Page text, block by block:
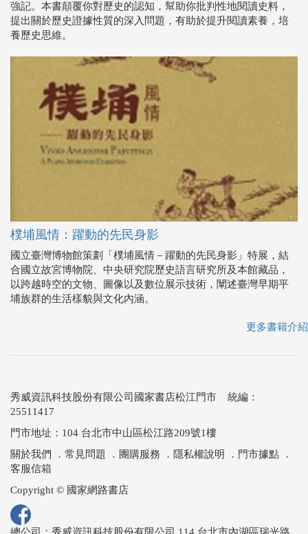
強記。本書顛覆你對歷史的認知，幫助你批判性地閱讀史料，
提出關於歷史證據性質的深入問題，有助於提升閱讀素養，培
養歷史思維。
樸埔風情：躍動的先民身影
國立臺灣博物館策劃「樸埔風情－躍動的先民身影」特展，結
合國立故宮博物院、中央研究院歷史語言研究所及本館藏品，
以跨越時空的文物、圖像以及數位展示技術，闡述臺灣早期平
埔族群的生活樣貌與文化內涵。
更多書籍介紹
秀威資訊科技股份有限公司國家書店松江門市 統編：
25511417
門市地址：104 台北市中山區松江路209號1樓
關於我們
． 常見問題 ． 團購服務 ． 隱私權說明 ． 門市據點 ．
客服信箱
Copyright © 國家網路書店